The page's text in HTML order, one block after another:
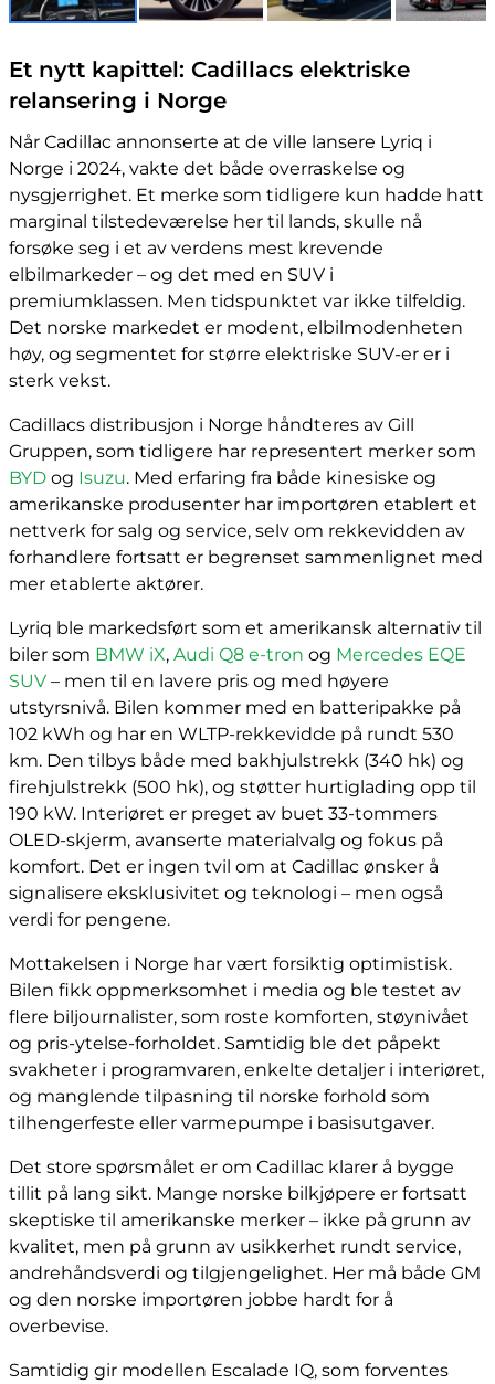
Et nytt kapittel: Cadillacs elektriske
relansering i Norge
Når Cadillac annonserte at de ville lansere Lyriq i
Norge i 2024, vakte det både overraskelse og
nysgjerrighet. Et merke som tidligere kun hadde hatt
marginal tilstedeværelse her til lands, skulle nå
forsøke seg i et av verdens mest krevende
elbilmarkeder – og det med en SUV i
premiumklassen. Men tidspunktet var ikke tilfeldig.
Det norske markedet er modent, elbilmodenheten
høy, og segmentet for større elektriske SUV-er er i
sterk vekst.
Cadillacs distribusjon i Norge håndteres av Gill
Gruppen, som tidligere har representert merker som
BYD og Isuzu. Med erfaring fra både kinesiske og
amerikanske produsenter har importøren etablert et
nettverk for salg og service, selv om rekkevidden av
forhandlere fortsatt er begrenset sammenlignet med
mer etablerte aktører.
Lyriq ble markedsført som et amerikansk alternativ til
biler som BMW iX, Audi Q8 e-tron og Mercedes EQE
SUV – men til en lavere pris og med høyere
utstyrsnivå. Bilen kommer med en batteripakke på
102 kWh og har en WLTP-rekkevidde på rundt 530
km. Den tilbys både med bakhjulstrekk (340 hk) og
firehjulstrekk (500 hk), og støtter hurtiglading opp til
190 kW. Interiøret er preget av buet 33-tommers
OLED-skjerm, avanserte materialvalg og fokus på
komfort. Det er ingen tvil om at Cadillac ønsker å
signalisere eksklusivitet og teknologi – men også
verdi for pengene.
Mottakelsen i Norge har vært forsiktig optimistisk.
Bilen fikk oppmerksomhet i media og ble testet av
flere biljournalister, som roste komforten, støynivået
og pris-ytelse-forholdet. Samtidig ble det påpekt
svakheter i programvaren, enkelte detaljer i interiøret,
og manglende tilpasning til norske forhold som
tilhengerfeste eller varmepumpe i basisutgaver.
Det store spørsmålet er om Cadillac klarer å bygge
tillit på lang sikt. Mange norske bilkjøpere er fortsatt
skeptiske til amerikanske merker – ikke på grunn av
kvalitet, men på grunn av usikkerhet rundt service,
andrehåndsverdi og tilgjengelighet. Her må både GM
og den norske importøren jobbe hardt for å
overbevise.
Samtidig gir modellen Escalade IQ, som forventes